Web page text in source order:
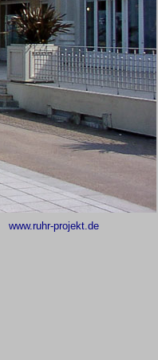
www.ruhr-projekt.de